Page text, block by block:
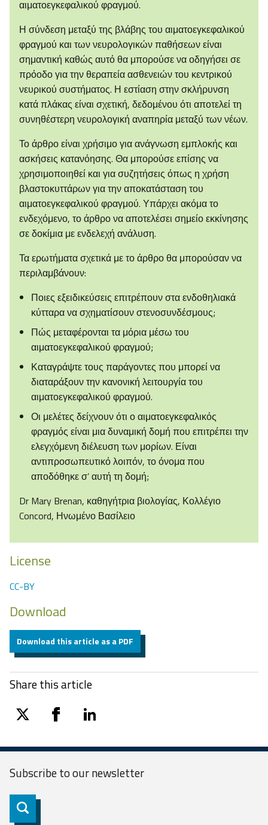
αιματοεγκεφαλικού φραγμού.
Η σύνδεση μεταξύ της βλάβης του αιματοεγκεφαλικού
φραγμού και των νευρολογικών παθήσεων είναι
σημαντική καθώς αυτό θα μπορούσε να οδηγήσει σε
πρόοδο για την θεραπεία ασθενειών του κεντρικού
νευρικού συστήματος. Η εστίαση στην σκλήρυνση
κατά πλάκας είναι σχετική, δεδομένου ότι αποτελεί τη
συνηθέστερη νευρολογική αναπηρία μεταξύ των νέων.
Το άρθρο είναι χρήσιμο για ανάγνωση εμπλοκής και
ασκήσεις κατανόησης. Θα μπορούσε επίσης να
χρησιμοποιηθεί και για συζητήσεις όπως η χρήση
βλαστοκυττάρων για την αποκατάσταση του
αιματοεγκεφαλικού φραγμού. Υπάρχει ακόμα το
ενδεχόμενο, το άρθρο να αποτελέσει σημείο εκκίνησης
σε δοκίμια με ενδελεχή ανάλυση.
Τα ερωτήματα σχετικά με το άρθρο θα μπορούσαν να
περιλαμβάνουν:
Ποιες εξειδικεύσεις επιτρέπουν στα ενδοθηλιακά
κύτταρα να σχηματίσουν στενοσυνδέσμους;
Πώς μεταφέρονται τα μόρια μέσω του
αιματοεγκεφαλικού φραγμού;
Καταγράψτε τους παράγοντες που μπορεί να
διαταράξουν την κανονική λειτουργία του
αιματοεγκεφαλικού φραγμού.
Οι μελέτες δείχνουν ότι ο αιματοεγκεφαλικός
φραγμός είναι μια δυναμική δομή που επιτρέπει την
ελεγχόμενη διέλευση των μορίων. Είναι
αντιπροσωπευτικό λοιπόν, το όνομα που
αποδόθηκε σ’ αυτή τη δομή;
Dr Mary Brenan, καθηγήτρια βιολογίας, Κολλέγιο
Concord, Ηνωμένο Βασίλειο
License
CC-BY
Download
Download this article as a PDF
Share this article
twitter facebooklinkedin
Subscribe to ournewsletter
Subscribe